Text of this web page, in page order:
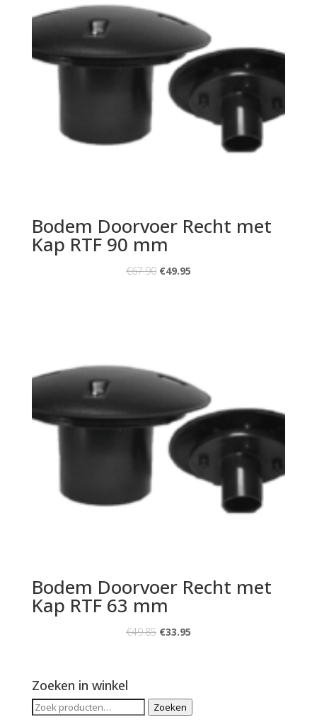
Bodem Doorvoer Recht met
Kap RTF 90 mm
€67.90 €49.95
Bodem Doorvoer Recht met
Kap RTF 63 mm
€49.85 €33.95
Zoeken in winkel
Zoeken
Zoeken